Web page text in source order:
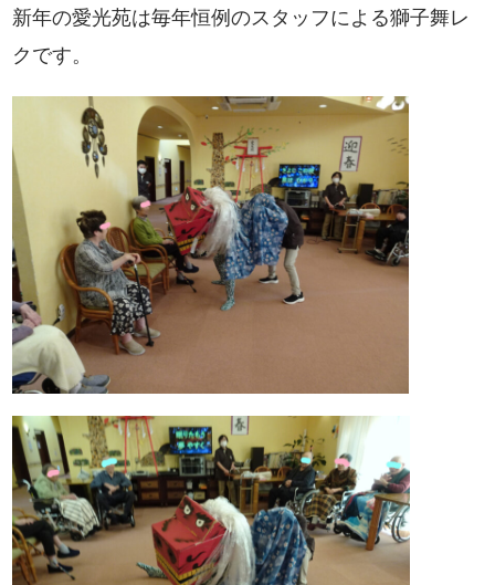
新年の愛光苑は毎年恒例のスタッフによる獅子舞レ
クです。